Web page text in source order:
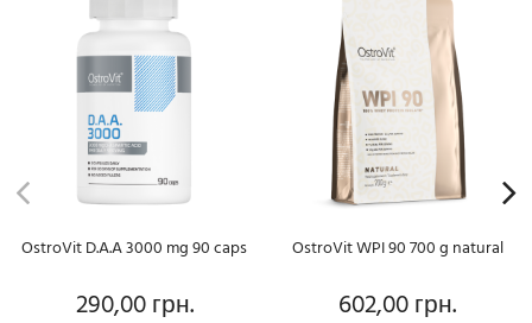
OstroVit D.A.A 3000 mg 90 caps
Ціна
290,00 грн.
OstroVit WPI 90 700 g natural
Ціна
602,00 грн.